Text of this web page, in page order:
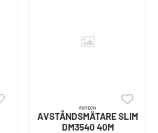
FUTECH
AVSTÅNDSMÄTARE SLIM
DM3540 40M